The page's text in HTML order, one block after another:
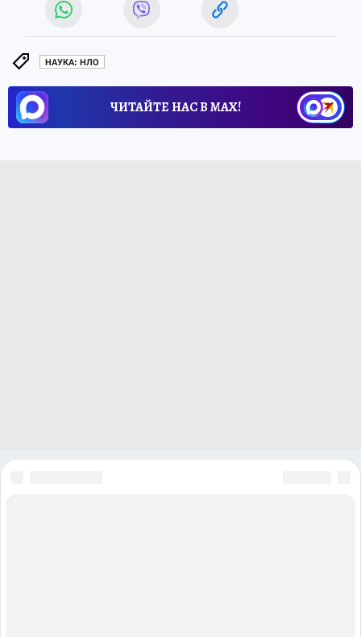
НАУКА: НЛО
ЧИТАЙТЕ НАС В МАХ!